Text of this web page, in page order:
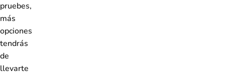
pruebes,
más
opciones
tendrás
de
llevarte